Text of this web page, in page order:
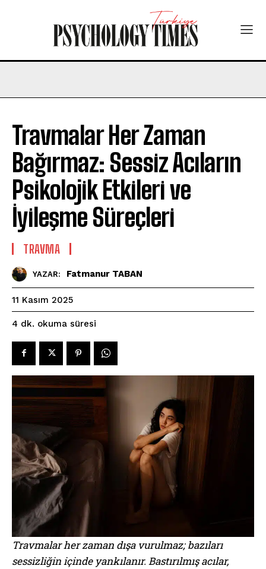
Travmalar Her Zaman
Bağırmaz: Sessiz Acıların
Psikolojik Etkileri ve
İyileşme Süreçleri
TRAVMA
YAZAR: Fatmanur TABAN
11 Kasım 2025
4 dk. okuma süresi
Travmalar her zaman dışa vurulmaz; bazıları
sessizliğin içinde yankılanır. Bastırılmış acılar,